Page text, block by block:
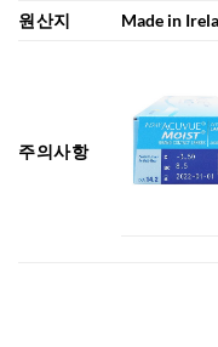
원산지
Made in
주의사항